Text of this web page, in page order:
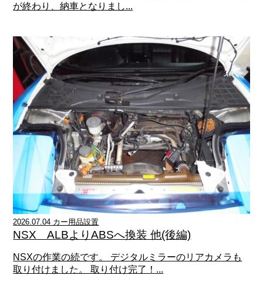
が終わり、納車となりまし...
2026.07.04 カー用品設置
NSX ALBよりABSへ換装 他(後編)
NSXの作業の続です。 デジタルミラーのリアカメラも
取り付けました。 取り付け完了！...